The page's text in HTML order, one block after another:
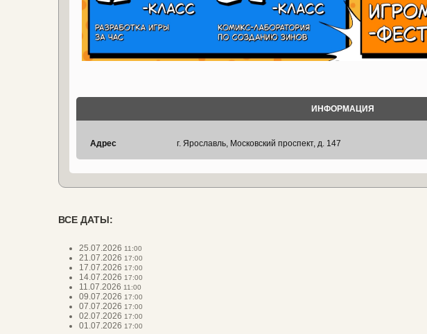
ИНФОРМАЦИЯ
Адрес г. Ярославль, Московский проспект, д. 147
ВСЕ ДАТЫ:
25.07.2026 11:00
21.07.2026 17:00
17.07.2026 17:00
14.07.2026 17:00
11.07.2026 11:00
09.07.2026 17:00
07.07.2026 17:00
02.07.2026 17:00
01.07.2026 17:00